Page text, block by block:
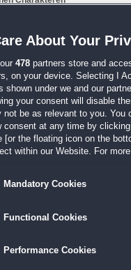
weiter weißt
und Informationen über
Spiel
03.01.2018 um 11:58
gelungenes Spiel. Freu mich
About Your
478 partners store and
on your device. Selecting I
shown under we and our
your consent will disable
not be as relevant to you. You
consent at any time by
[or the floating icon on the
within our Website. For
Mandatory Cookies
Functional Cookies
Performance Cookies